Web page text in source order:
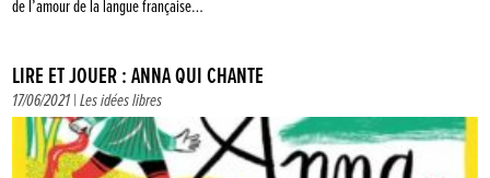
de l’amour de la langue française…
LIRE ET JOUER : ANNA QUI CHANTE
17/06/2021 |Les idées libres